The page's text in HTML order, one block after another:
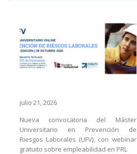
julio 21, 2026
Nueva convocatoria del Máster
Universitario en Prevención de
Riesgos Laborales (UFV), con webinar
gratuito sobre empleabilidad en PRL